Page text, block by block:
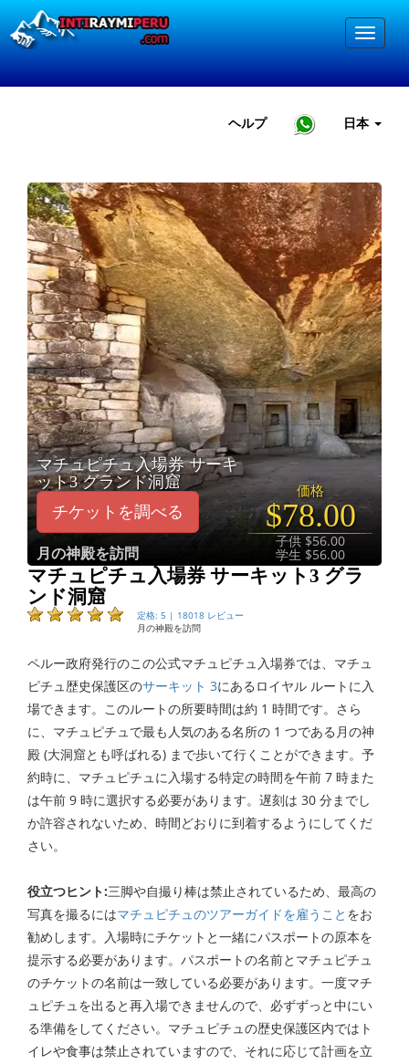
ヘルプ 日本
マチュピチュ入場券 サーキ
ット3 グランド洞窟
チケットを調べる
月の神殿を訪問
価格
$78.00
子供 $56.00
学生 $56.00
マチュピチュ入場券 サーキット3 グラ
ンド洞窟
定格: 5 | 18018 レビュー
月の神殿を訪問
ペルー政府発行のこの公式マチュピチュ入場券では、マチュ
ピチュ歴史保護区のサーキット 3にあるロイヤル ルートに入
場できます。このルートの所要時間は約 1 時間です。さら
に、マチュピチュで最も人気のある名所の 1 つである月の神
殿 (大洞窟とも呼ばれる) まで歩いて行くことができます。予
約時に、マチュピチュに入場する特定の時間を午前 7 時また
は午前 9 時に選択する必要があります。遅刻は 30 分までし
か許容されないため、時間どおりに到着するようにしてくだ
さい。
役立つヒント:三脚や自撮り棒は禁止されているため、最高の
写真を撮るにはマチュピチュのツアーガイドを雇うこと をお
勧めします。入場時にチケットと一緒にパスポートの原本を
提示する必要があります。パスポートの名前とマチュピチュ
のチケットの名前は一致している必要があります。一度マチ
ュピチュを出ると再入場できませんので、必ずずっと中にい
る準備をしてください。マチュピチュの歴史保護区内ではト
イレや食事は禁止されていますので、それに応じて計画を立